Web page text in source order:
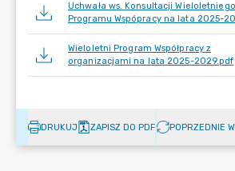
Uchwała ws. Konsultacji Wieloletniego
Programu Wspópracy na lata 2025-
Wieloletni Program Współpracy z
organizacjami na lata 2025-2029.pdf
DRUKUJ ZAPISZ DO PDF POPRZEDNIE